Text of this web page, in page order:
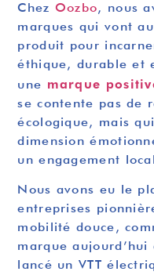
Chez Oozbo, nous
marques qui vont
produit pour
éthique, durable et
une marque
se contente pas de
écologique, mais
dimension
un engagement
Nous avons eu le
entreprises
mobilité douce,
marque
lancé un VTT